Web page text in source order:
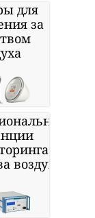
для
за
воздуха